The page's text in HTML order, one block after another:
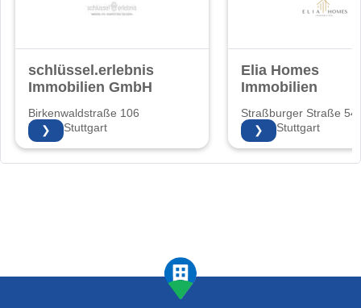
schlüssel.erlebnis
Immobilien GmbH
Birkenwaldstraße 106
70191 Stuttgart
❯
Elia Homes
Immobilien
Straßburger Straße 54
70435 Stuttgart
❯